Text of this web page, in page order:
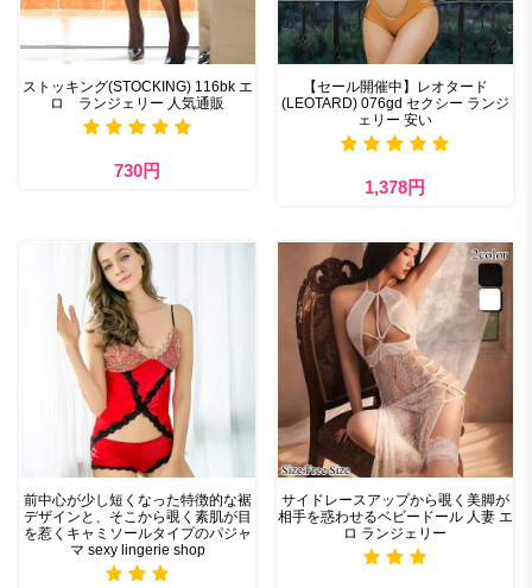
ストッキング(STOCKING) 116bk エ
ロ ランジェリー 人気通販
730円
【セール開催中】レオタード
(LEOTARD) 076gd セクシー ランジ
ェリー 安い
1,378円
前中心が少し短くなった特徴的な裾
デザインと、そこから覗く素肌が目
を惹くキャミソールタイプのパジャ
マ sexy lingerie shop
サイドレースアップから覗く美脚が
相手を惑わせるベビードール 人妻 エ
ロ ランジェリー